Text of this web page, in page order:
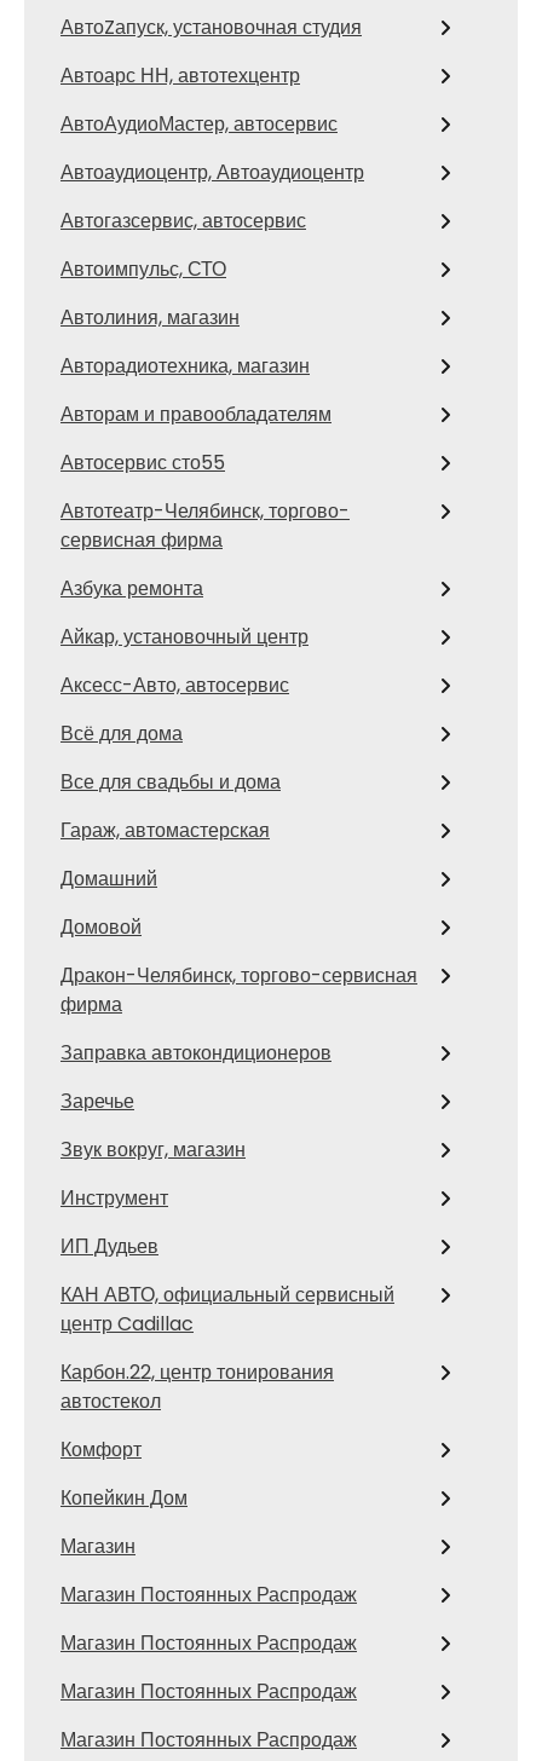
АвтоZапуск, установочная студия
Автоарс НН, автотехцентр
АвтоАудиоМастер, автосервис
Автоаудиоцентр, Автоаудиоцентр
Автогазсервис, автосервис
Автоимпульс, СТО
Автолиния, магазин
Авторадиотехника, магазин
Авторам и правообладателям
Автосервис сто55
Автотеатр-Челябинск, торгово-
сервисная фирма
Азбука ремонта
Айкар, установочный центр
Аксесс-Авто, автосервис
Всё для дома
Все для свадьбы и дома
Гараж, автомастерская
Домашний
Домовой
Дракон-Челябинск, торгово-сервисная
фирма
Заправка автокондиционеров
Заречье
Звук вокруг, магазин
Инструмент
ИП Дудьев
КАН АВТО, официальный сервисный
центр Cadillac
Карбон.22, центр тонирования
автостекол
Комфорт
Копейкин Дом
Магазин
Магазин Постоянных Распродаж
Магазин Постоянных Распродаж
Магазин Постоянных Распродаж
Магазин Постоянных Распродаж